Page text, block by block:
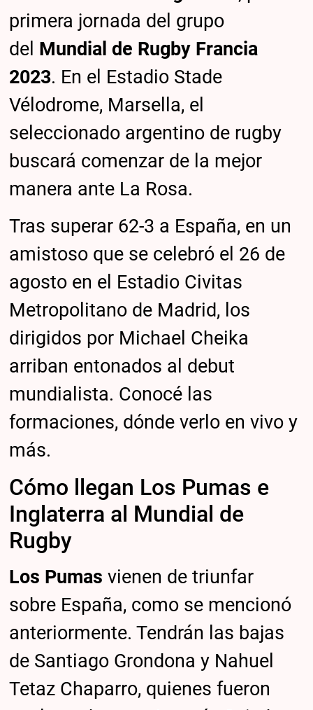
primera jornada del grupo
del Mundial de Rugby Francia
2023. En el Estadio Stade
Vélodrome, Marsella, el
seleccionado argentino de rugby
buscará comenzar de la mejor
manera ante La Rosa.
Tras superar 62-3 a España, en un
amistoso que se celebró el 26 de
agosto en el Estadio Civitas
Metropolitano de Madrid, los
dirigidos por Michael Cheika
arriban entonados al debut
mundialista. Conocé las
formaciones, dónde verlo en vivo y
más.
Cómo llegan Los Pumas e
Inglaterra al Mundial de
Rugby
Los Pumas vienen de triunfar
sobre España, como se mencionó
anteriormente. Tendrán las bajas
de Santiago Grondona y Nahuel
Tetaz Chaparro, quienes fueron